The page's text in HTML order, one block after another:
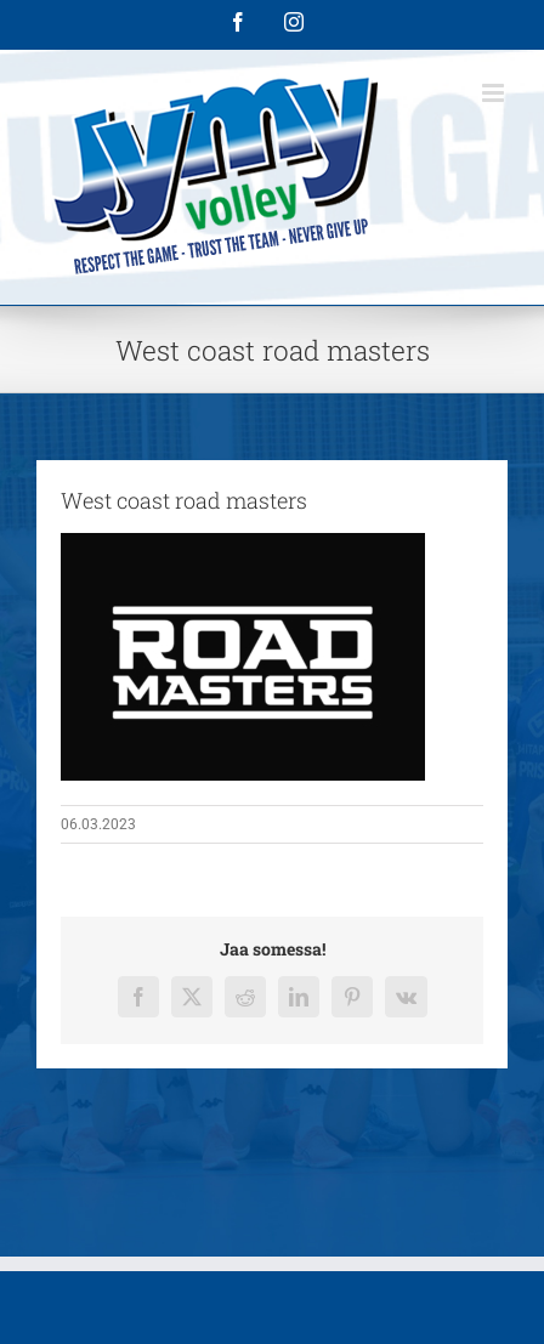
FacebookInstagram
West coast road masters
West coast road masters
06.03.2023
Jaa somessa!
Facebook
X RedditLinkedInPinterest
Vk